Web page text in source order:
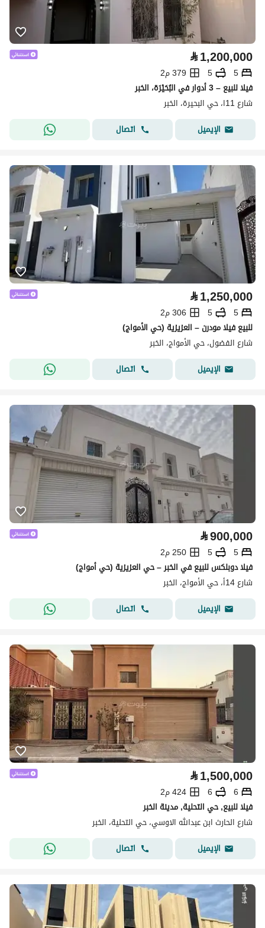
⃁1,200,000
5
5
379 م2
فيلا للبيع – 3 أدوار في البُحَيْرَة، الخبر
شارع 11ا، حي البحيرة، الخبر
الإيميل
اتصال
⃁1,250,000
5
5
306 م2
للبيع فيلا مودرن – العزيزية (حي الأمواج)
شارع الفضول، حي الأمواج، الخبر
الإيميل
اتصال
⃁900,000
5
5
250 م2
فيلا دوبلكس للبيع في الخبر – حي العزيزية (حي أمواج)
شارع 14أ، حي الأمواج، الخبر
الإيميل
اتصال
⃁1,500,000
6
6
424 م2
فيلا للبيع, حي التحلية, مدينة الخبر
شارع الحارث ابن عبدالله الاوسي، حي التحلية، الخبر
الإيميل
اتصال